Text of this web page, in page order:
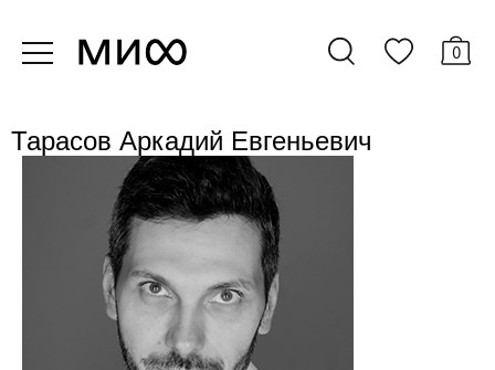
0
Тарасов Аркадий Евгеньевич